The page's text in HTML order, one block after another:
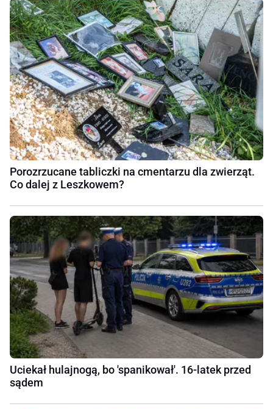
Porozrzucane tabliczki na cmentarzu dla zwierząt.
Co dalej z Leszkowem?
Uciekał hulajnogą, bo 'spanikował'. 16-latek przed
sądem